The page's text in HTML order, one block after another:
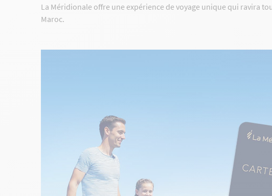
La Méridionale offre une expérience de voyage unique qui ravira
Maroc.